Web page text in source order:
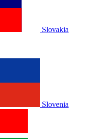
Slovakia
Slovenia